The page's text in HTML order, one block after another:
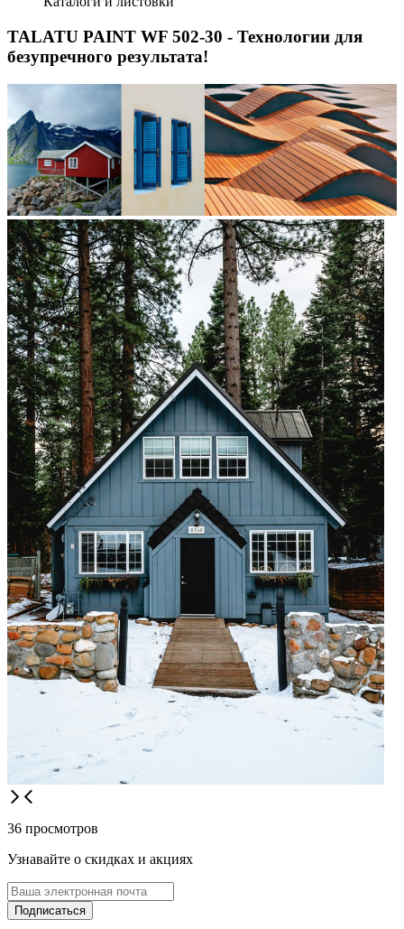
TALATU PAINT WF 502-30 - Технологии для
безупречного результата!
36 просмотров
Узнавайте о скидках и акциях
Подписаться